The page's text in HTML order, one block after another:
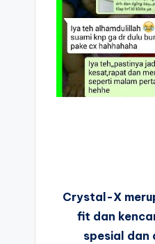
Crystal-X
fit dan
spesial dan